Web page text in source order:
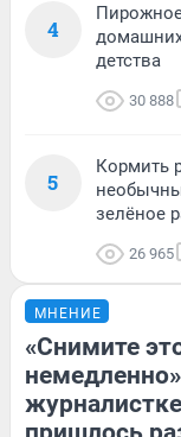
4
детства
30 888
5
Кормить
зелёное
26 965
МНЕНИЕ
«Снимите